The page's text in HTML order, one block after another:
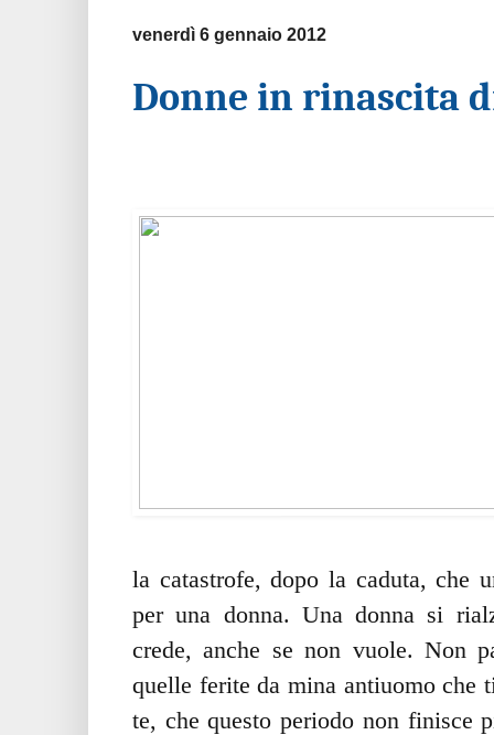
venerdì 6 gennaio 2012
Donne in rinascita
la catastrofe, dopo la caduta,
per una donna. Una donna si
crede, anche se non vuole. Non
quelle ferite da mina antiuomo
te, che questo periodo non finisce